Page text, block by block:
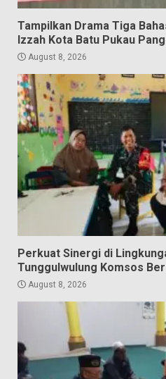
Tampilkan Drama Tiga
Izzah Kota Batu Pukau
August 8, 2026
Perkuat Sinergi di
Tunggulwulung Komsos
August 8, 2026